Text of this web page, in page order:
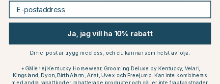
DOGMAN
Blinklampa Burger LED
Orange
Betyg: (2)5.0 utav 5 stjärnor
Blinklampa Basic Silikon
LED Rosa
49 kr
Betyg: (4)4.8 utav 5
E-postaddress
Ja, jag vill ha 10% rabatt
Din e-post är trygg med oss, och du kan när som helst avfölja.
*Gäller ej Kentucky Horsewear, Grooming Deluxe by Kentucky, Velari,
Kingsland, Dyon, Birth Alarm, Ariat, Uvex och Freejump. Kan inte kombineras
med andra rabattkoder, rabatterade produkter och gäller inte fraktkostnader.